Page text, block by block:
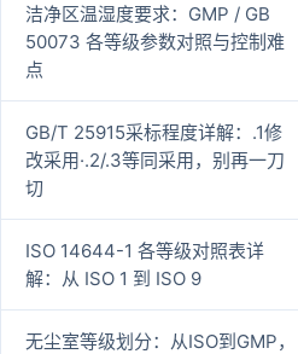
洁净区温湿度要求：GMP / GB
50073 各等级参数对照与控制难
点
GB/T 25915采标程度详解：.1修
改采用·.2/.3等同采用，别再一刀
切
ISO 14644-1 各等级对照表详
解：从 ISO 1 到 ISO 9
无尘室等级划分：从ISO到GMP，